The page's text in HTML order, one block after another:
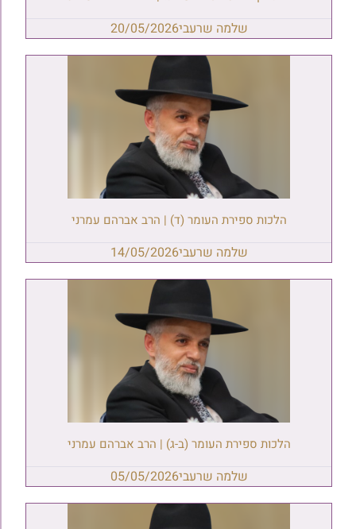
שלמה שרעבי20/05/2026
הלכות ספירת העומר (ד) | הרב אברהם עמרני
שלמה שרעבי14/05/2026
הלכות ספירת העומר (ב-ג) | הרב אברהם עמרני
שלמה שרעבי05/05/2026